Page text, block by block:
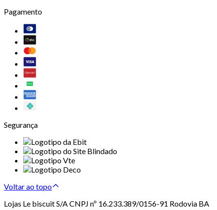
Pagamento
Segurança
Voltar ao topo
Lojas Le biscuit S/A CNPJ nº 16.233.389/0156-91 Rodovia BA